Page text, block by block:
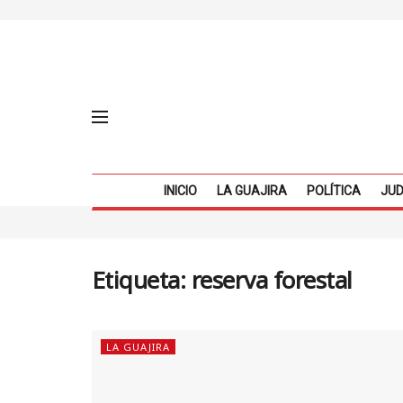
INICIO LA GUAJIRA POLÍTICA
Etiqueta: reserva forestal
LA GUAJIRA